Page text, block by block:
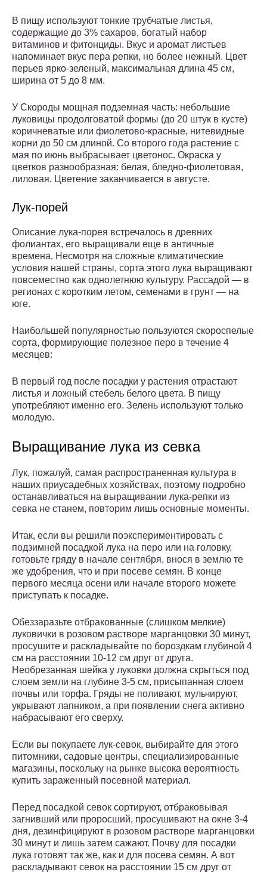
В пищу используют тонкие трубчатые листья,
содержащие до 3% сахаров, богатый набор
витаминов и фитонциды. Вкус и аромат листьев
напоминает вкус пера репки, но более нежный. Цвет
перьев ярко-зеленый, максимальная длина 45 см,
ширина от 5 до 8 мм.
У Скороды мощная подземная часть: небольшие
луковицы продолговатой формы (до 20 штук в кусте)
коричневатые или фиолетово-красные, нитевидные
корни до 50 см длиной. Со второго года растение с
мая по июнь выбрасывает цветонос. Окраска у
цветков разнообразная: белая, бледно-фиолетовая,
лиловая. Цветение заканчивается в августе.
Лук-порей
Описание лука-порея встречалось в древних
фолиантах, его выращивали еще в античные
времена. Несмотря на сложные климатические
условия нашей страны, сорта этого лука выращивают
повсеместно как однолетнюю культуру. Рассадой — в
регионах с коротким летом, семенами в грунт — на
юге.
Наибольшей популярностью пользуются скороспелые
сорта, формирующие полезное перо в течение 4
месяцев:
В первый год после посадки у растения отрастают
листья и ложный стебель белого цвета. В пищу
употребляют именно его. Зелень используют только
молодую.
Выращивание лука из севка
Лук, пожалуй, самая распространенная культура в
наших приусадебных хозяйствах, поэтому подробно
останавливаться на выращивании лука-репки из
севка не станем, повторим лишь основные моменты.
Итак, если вы решили поэкспериментировать с
подзимней посадкой лука на перо или на головку,
готовьте гряду в начале сентября, внося в землю те
же удобрения, что и при посеве семян. В конце
первого месяца осени или начале второго можете
приступать к посадке.
Обеззаразьте отбракованные (слишком мелкие)
луковички в розовом растворе марганцовки 30 минут,
просушите и раскладывайте по бороздкам глубиной 4
см на расстоянии 10-12 см друг от друга.
Необрезанная шейка у луковки должна скрыться под
слоем земли на глубине 3-5 см, присыпанная слоем
почвы или торфа. Гряды не поливают, мульчируют,
укрывают лапником, а при появлении снега активно
набрасывают его сверху.
Если вы покупаете лук-севок, выбирайте для этого
питомники, садовые центры, специализированные
магазины, поскольку на рынке высока вероятность
купить зараженный посевной материал.
Перед посадкой севок сортируют, отбраковывая
загнивший или проросший, просушивают на окне 3-4
дня, дезинфицируют в розовом растворе марганцовки
30 минут и лишь затем сажают. Почву для посадки
лука готовят так же, как и для посева семян. А вот
раскладывают севок на расстоянии 15 см друг от